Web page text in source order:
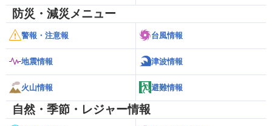
防災・減災メニュー
警報・注意報 台風情報
地震情報 津波情報
火山情報 避難情報
自然・季節・レジャー情報